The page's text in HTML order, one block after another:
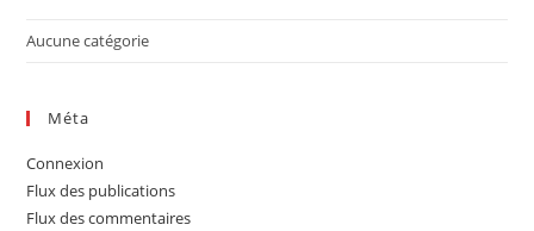
Aucune catégorie
Méta
Connexion
Flux des publications
Flux des commentaires